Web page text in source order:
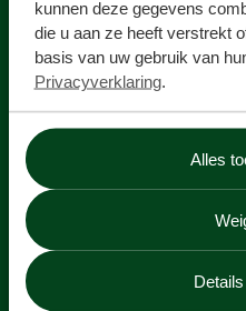
kunnen deze gegevens
die u aan ze heeft verstrekt
basis van uw gebruik van
Privacyverklaring.
Alles
Contact
Perskit
Veelgestelde vragen
Actievoorwaarden
Volg ons op